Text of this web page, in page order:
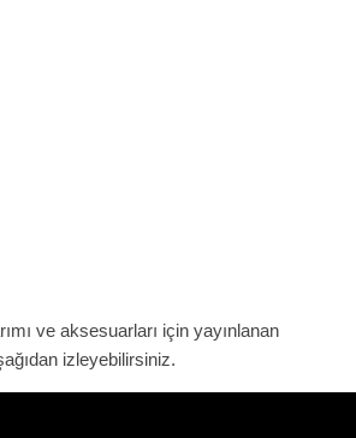
ve aksesuarları için yayınlanan
izleyebilirsiniz.